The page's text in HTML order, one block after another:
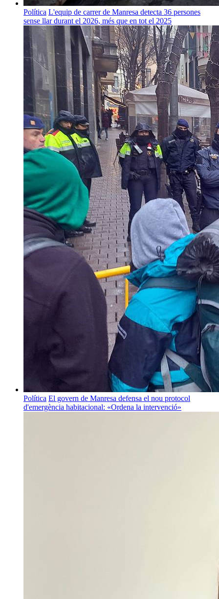
Política L'equip de carrer de Manresa detecta 36 persones
sense llar durant el 2026, més que en tot el 2025
Política El govern de Manresa defensa el nou protocol
d'emergència habitacional: «Ordena la intervenció»